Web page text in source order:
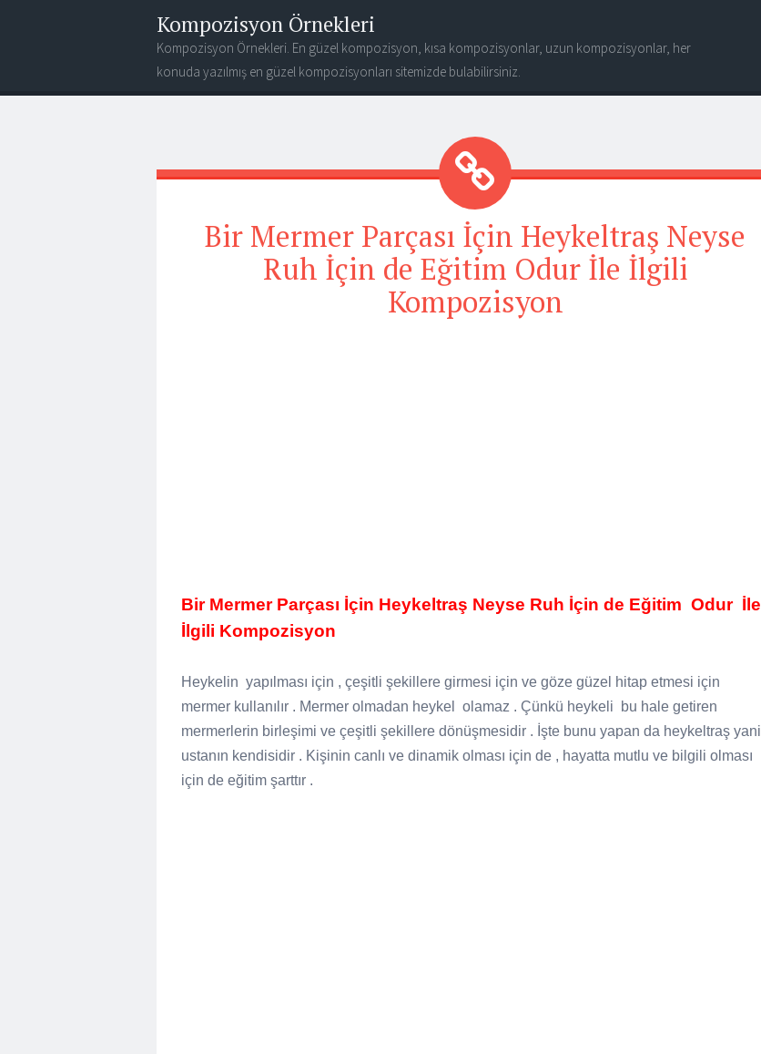
Kompozisyon Örnekleri
Kompozisyon Örnekleri. En güzel kompozisyon, kısa kompozisyonlar, uzun kompozisyonlar, her
konuda yazılmış en güzel kompozisyonları sitemizde bulabilirsiniz.
Bir Mermer Parçası İçin Heykeltraş Neyse
Ruh İçin de Eğitim Odur İle İlgili
Kompozisyon
Bir Mermer Parçası İçin Heykeltraş Neyse Ruh İçin de Eğitim Odur İle
İlgili Kompozisyon
Heykelin yapılması için , çeşitli şekillere girmesi için ve göze güzel hitap etmesi için
mermer kullanılır . Mermer olmadan heykel olamaz . Çünkü heykeli bu hale getiren
mermerlerin birleşimi ve çeşitli şekillere dönüşmesidir . İşte bunu yapan da heykeltraş yani
ustanın kendisidir . Kişinin canlı ve dinamik olması için de , hayatta mutlu ve bilgili olması
için de eğitim şarttır .